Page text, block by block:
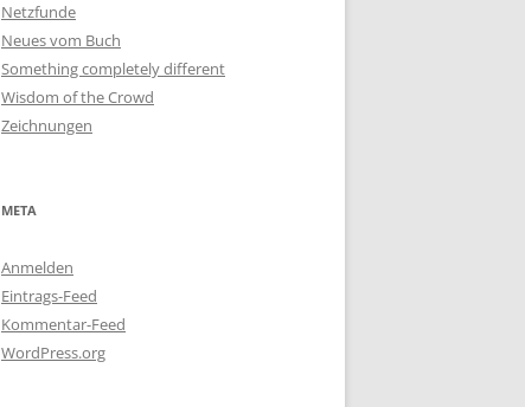
Netzfunde
Neues vom Buch
Something completely different
Wisdom of the Crowd
Zeichnungen
META
Anmelden
Eintrags-Feed
Kommentar-Feed
WordPress.org